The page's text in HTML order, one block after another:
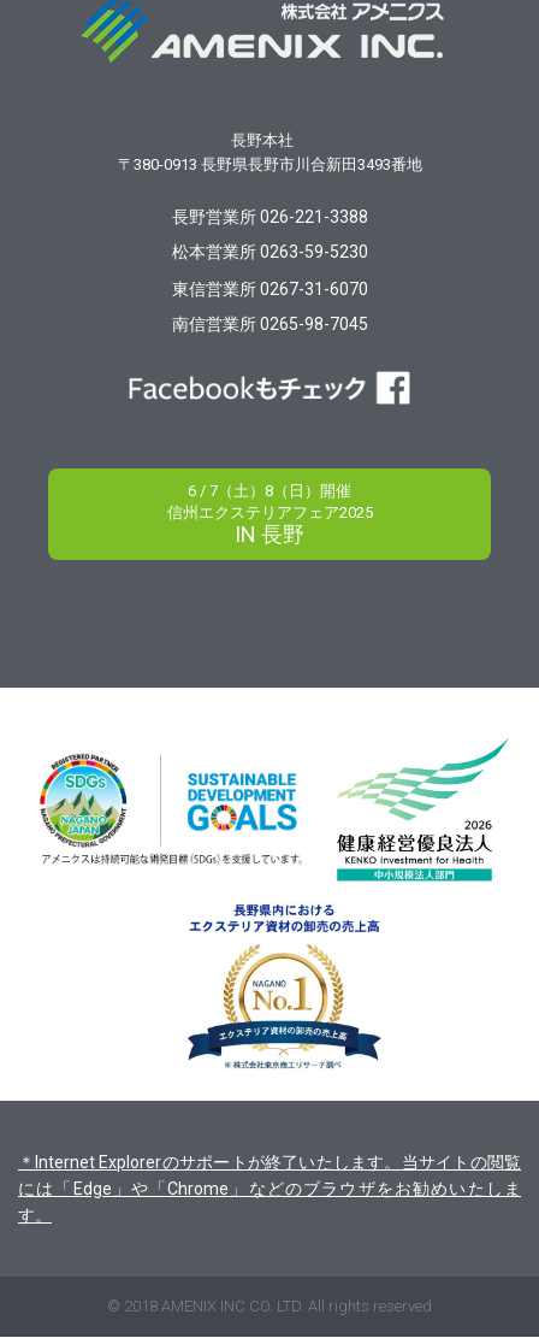
長野本社
〒380-0913 長野県長野市川合新田3493番地
長野営業所 026-221-3388
松本営業所 0263-59-5230
東信営業所 0267-31-6070
南信営業所 0265-98-7045
6 / 7（土）8（日）開催
信州エクステリアフェア2025
IN 長野
＊Internet Explorerのサポートが終了いたします。当サイトの閲覧
には「Edge」や「Chrome」などのブラウザをお勧めいたしま
す。
© 2018 AMENIX INC CO. LTD. All rights reserved